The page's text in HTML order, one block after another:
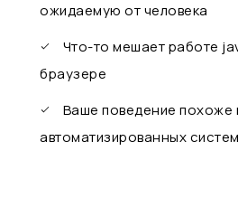
ожидаемую от человека
Что-то мешает работе
браузере
Ваше поведение похоже
автоматизированных систем